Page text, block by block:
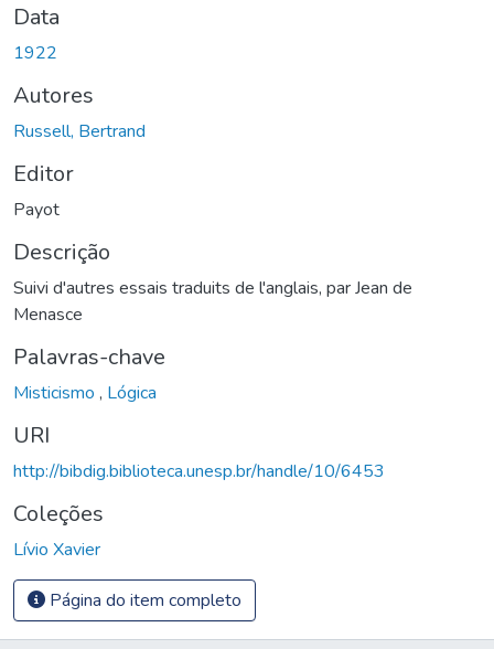
Data
1922
Autores
Russell, Bertrand
Editor
Payot
Descrição
Suivi d'autres essais traduits de l'anglais, par Jean de
Menasce
Palavras-chave
Misticismo , Lógica
URI
http://bibdig.biblioteca.unesp.br/handle/10/6453
Coleções
Lívio Xavier
Página do item completo